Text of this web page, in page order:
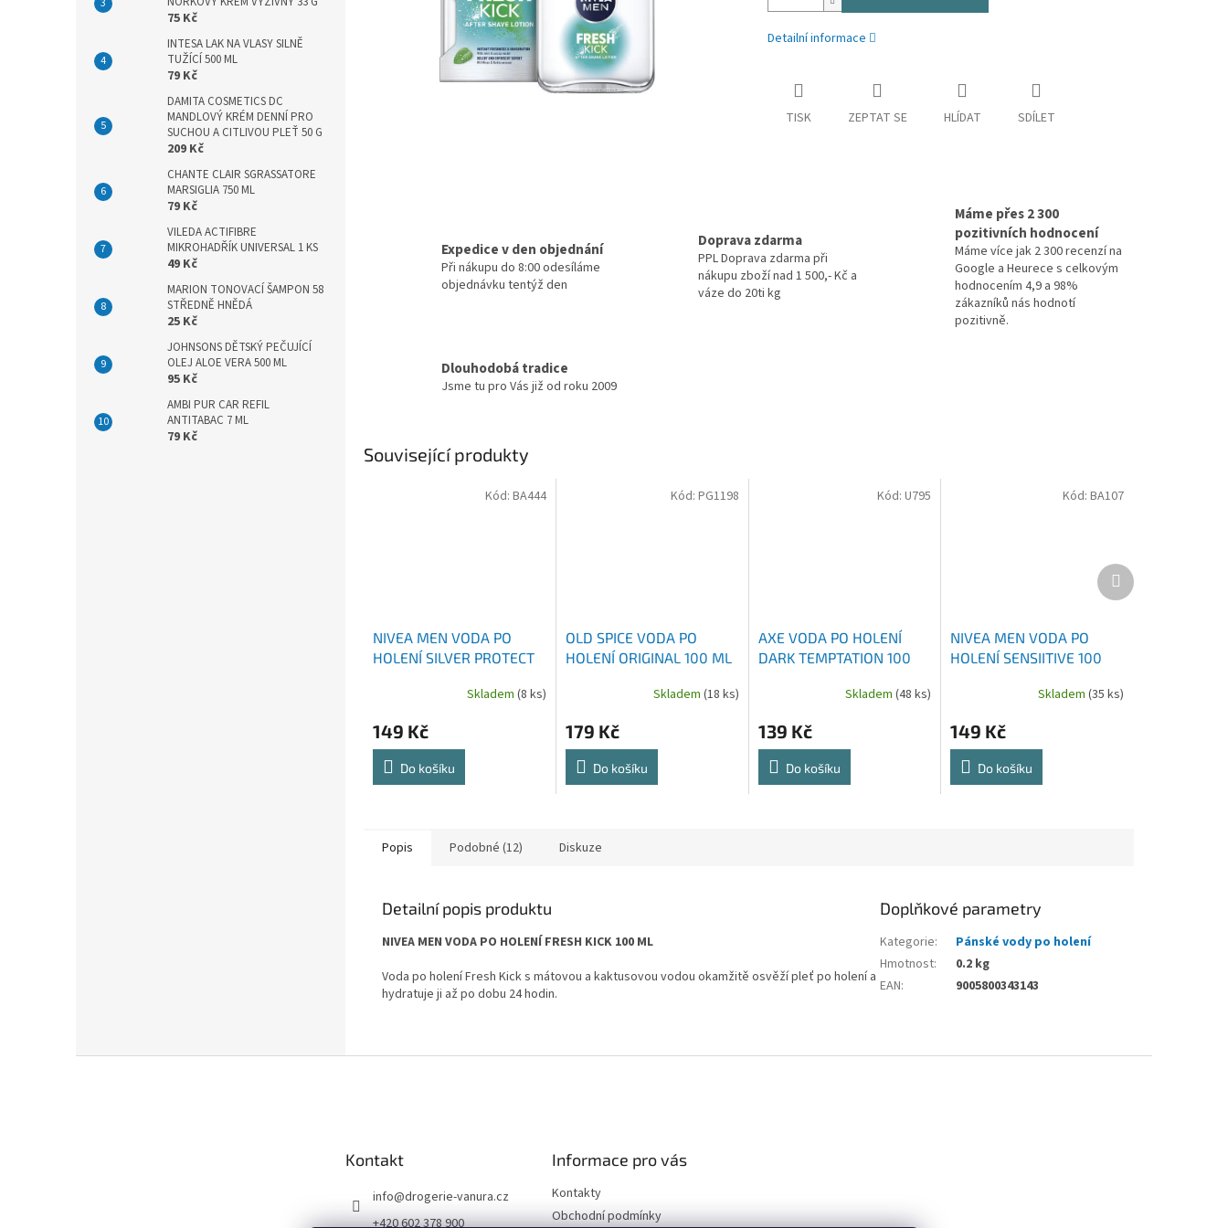
75 Kč
INTESA LAK NA VLASY SILNĚ
TUŽÍCÍ 500 ML
79 Kč
DAMITA COSMETICS DC
MANDLOVÝ KRÉM DENNÍ PRO
SUCHOU A CITLIVOU PLEŤ 50 G
209 Kč
CHANTE CLAIR SGRASSATORE
MARSIGLIA 750 ML
79 Kč
VILEDA ACTIFIBRE
MIKROHADŘÍK UNIVERSAL 1 KS
49 Kč
MARION TONOVACÍ ŠAMPON 58
STŘEDNĚ HNĚDÁ
25 Kč
JOHNSONS DĚTSKÝ PEČUJÍCÍ
OLEJ ALOE VERA 500 ML
95 Kč
AMBI PUR CAR REFIL
ANTITABAC 7 ML
79 Kč
Detailní informace
TISK ZEPTAT SE HLÍDAT SDÍLET
Expedice v den objednání
Při nákupu do 8:00 odesíláme
objednávku tentýž den
Doprava zdarma
PPL Doprava zdarma při
nákupu zboží nad 1 500,- Kč a
váze do 20ti kg
Máme přes 2 300
pozitivních hodnocení
Máme více jak 2 300 recenzí na
Google a Heurece s celkovým
hodnocením 4,9 a 98%
zákazníků nás hodnotí
pozitivně.
Dlouhodobá tradice
Jsme tu pro Vás již od roku 2009
Související produkty
NIVEA MEN VODA PO
HOLENÍ SILVER PROTECT
Skladem (8 ks)
149 Kč
Do košíku
Kód: BA444
OLD SPICE VODA PO
HOLENÍ ORIGINAL 100 ML
Skladem (18 ks)
179 Kč
Do košíku
Kód: PG1198
AXE VODA PO HOLENÍ
DARK TEMPTATION 100
Skladem(48 ks)
139 Kč
Do košíku
Kód:U795
NIVEA MEN VODA PO
HOLENÍ SENSIITIVE 100
Skladem (35 ks)
149 Kč
Do košíku
Kód: BA107
Další
produkt
Popis Podobné (12) Diskuze
Detailní popis produktu
NIVEA MEN VODA PO HOLENÍ FRESH KICK 100 ML
Voda po holení Fresh Kick s mátovou a kaktusovou vodou okamžitě osvěží pleť po holení a
hydratuje ji až po dobu 24 hodin.
Doplňkové parametry
Kategorie:
Pánské vody po holení
Hmotnost:
0.2 kg
EAN: 9005800343143
Kontakt
info@drogerie-vanura.cz
+420 602 378 900
Informace pro vás
Kontakty
Obchodní podmínky